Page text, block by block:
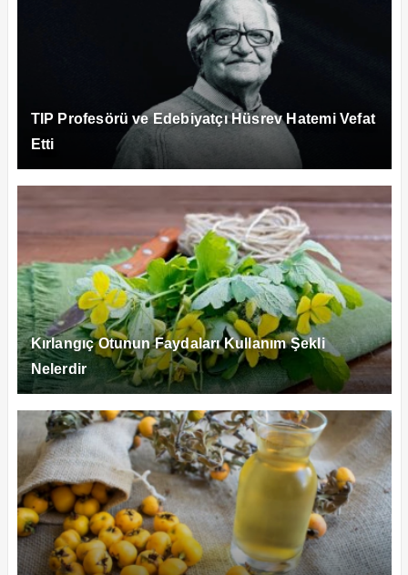
TIP Profesörü ve Edebiyatçı Hüsrev Hatemi Vefat
Etti
Kırlangıç Otunun Faydaları Kullanım Şekli
Nelerdir